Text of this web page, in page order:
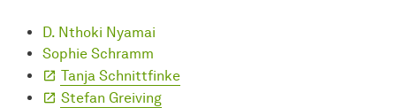
D. Nthoki Nyamai
Sophie Schramm
Tanja Schnittfinke
Stefan Greiving